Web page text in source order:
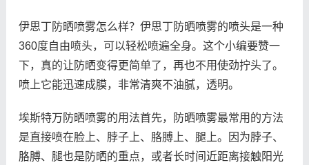
伊思丁防晒喷雾怎么样？伊思丁防晒喷雾的喷头是一种
360度自由喷头，可以轻松喷遍全身。这个小编要赞一
下，真的让防晒变得更简单了，再也不用使劲拧头了。
喷上它能迅速成膜，非常清爽不油腻，透明。
埃斯特万防晒喷雾的用法首先，防晒喷雾最常用的方法
是直接喷在脸上、脖子上、胳膊上、腿上。因为脖子、
胳膊、腿也是防晒的重点，或者长时间近距离接触阳光